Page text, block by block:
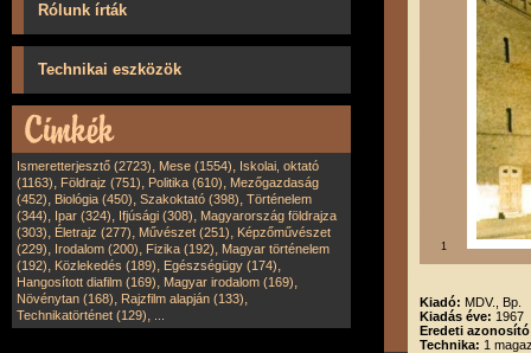
Rólunk írták
Technikai eszközök
Ismeretterjesztő (2723), Mese (1554), Iskolai, oktató
(1163), Földrajz (751), Politika (610), Mezőgazdaság
(452), Biológia (450), Szakoktató (398), Történelem
(344), Ipar (324), Ifjúsági (308), Magyarország földrajza
(303), Életrajz (277), Művészet (251), Képzőművészet
(229), Irodalom (200), Fizika (192), Magyar történelem
(192), Közlekedés (189), Egészségügy (174),
Hangosított diafilm (169), Magyar irodalom (169),
Növénytan (168), Rajzfilm alapján (133),
Technikatörténet (129),
1
Kiadó: MDV., Bp.
Kiadás éve: 1967
Eredeti
Technika: 1